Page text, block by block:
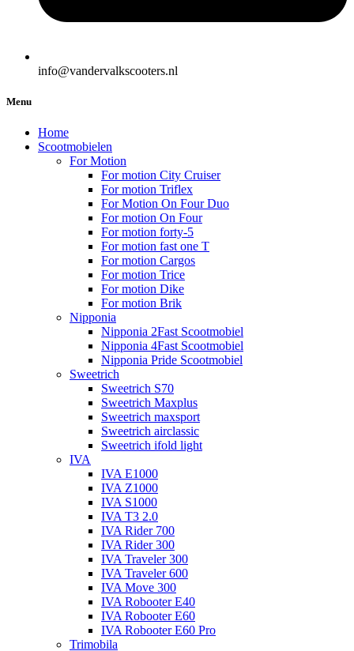
info@vandervalkscooters.nl
Menu
Home
Scootmobielen
For Motion
For motion City Cruiser
For motion Triflex
For Motion On Four Duo
For motion On Four
For motion forty-5
For motion fast one T
For motion Cargos
For motion Trice
For motion Dike
For motion Brik
Nipponia
Nipponia 2Fast Scootmobiel
Nipponia 4Fast Scootmobiel
Nipponia Pride Scootmobiel
Sweetrich
Sweetrich S70
Sweetrich Maxplus
Sweetrich maxsport
Sweetrich airclassic
Sweetrich ifold light
IVA
IVA E1000
IVA Z1000
IVA S1000
IVA T3 2.0
IVA Rider 700
IVA Rider 300
IVA Traveler 300
IVA Traveler 600
IVA Move 300
IVA Robooter E40
IVA Robooter E60
IVA Robooter E60 Pro
Trimobila